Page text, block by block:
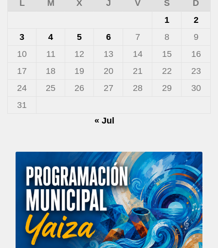
L
M X J V S
D
1
2
3
4 5 6 7 8
9
10
11 12 13 14 15
16
17
18 19 20 21 22
23
24
25 26 27 28 29
30
31
« Jul